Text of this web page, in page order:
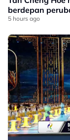
berdepan
5 hours ago